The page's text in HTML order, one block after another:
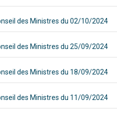
des Ministres du 02/10/2024
des Ministres du 25/09/2024
des Ministres du 18/09/2024
des Ministres du 11/09/2024